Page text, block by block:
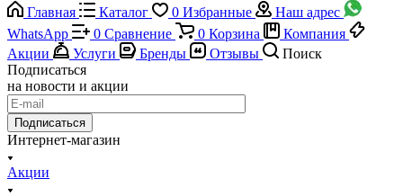
Главная
Каталог 0 Избранные
Наш адрес
WhatsApp
0 Сравнение 0 Корзина
Компания
Акции
Услуги Бренды Отзывы
Поиск
Подписаться
на новости и акции
Подписаться
Интернет-магазин
Акции